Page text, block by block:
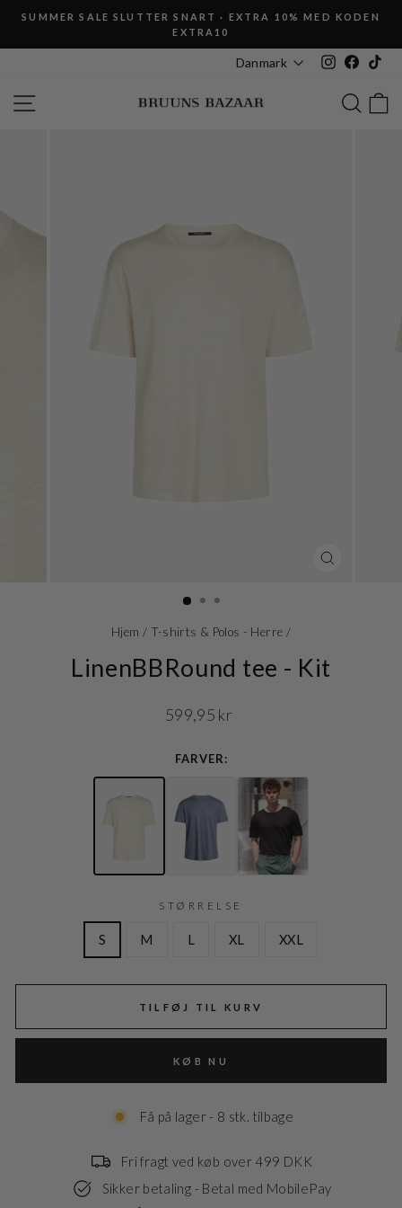
indhold
Pause
slideshow
SUMMER SALE SLUTTER SNART · EXTRA 10% MED KODEN
EXTRA10
Danmark Instagram
SIDE NAVIGATION SØG
Hjem / T-shirts & Polos - Herre /
LinenBBRound tee - Kit
Normalpris
599,95 kr
FARVER:
STØRRELSE
S M L XL XXL
TILFØJ TIL KURV
KØB NU
Få på lager - 8 stk. tilbage
Fri fragt ved køb over 499 DKK
Sikker betaling - Betal med MobilePay